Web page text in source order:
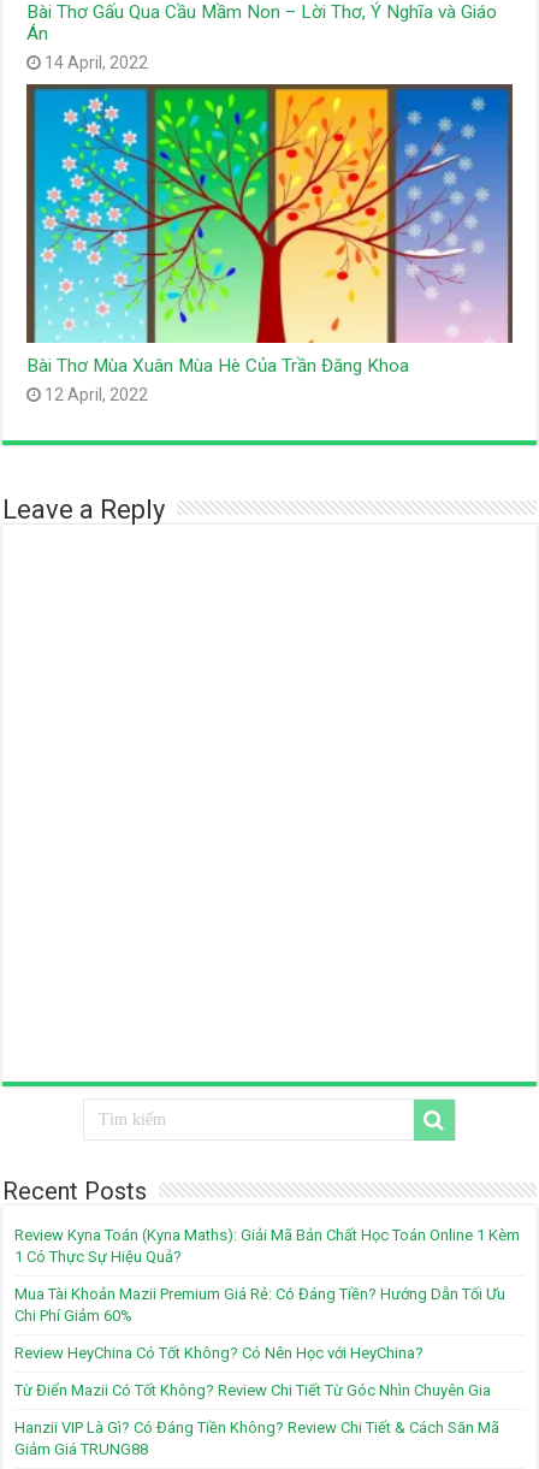
Bài Thơ Gấu Qua Cầu Mầm Non – Lời Thơ, Ý Nghĩa và Giáo
Án
14 April, 2022
Bài Thơ Mùa Xuân Mùa Hè Của Trần Đăng Khoa
12 April, 2022
Leave a Reply
Recent Posts
Review Kyna Toán (Kyna Maths): Giải Mã Bản Chất Học Toán Online 1 Kèm
1 Có Thực Sự Hiệu Quả?
Mua Tài Khoản Mazii Premium Giá Rẻ: Có Đáng Tiền? Hướng Dẫn Tối Ưu
Chi Phí Giảm 60%
Review HeyChina Có Tốt Không? Có Nên Học với HeyChina?
Từ Điển Mazii Có Tốt Không? Review Chi Tiết Từ Góc Nhìn Chuyên Gia
Hanzii VIP Là Gì? Có Đáng Tiền Không? Review Chi Tiết & Cách Săn Mã
Giảm Giá TRUNG88